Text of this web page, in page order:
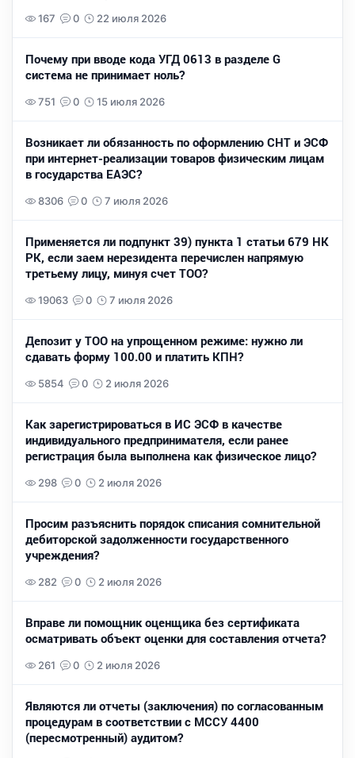
167 0 22 июля 2026
Почему при вводе кода УГД 0613 в разделе G
система не принимает ноль?
751 0 15 июля 2026
Возникает ли обязанность по оформлению СНТ и ЭСФ
при интернет-реализации товаров физическим лицам
в государства ЕАЭС?
8306 0 7 июля 2026
Применяется ли подпункт 39) пункта 1 статьи 679 НК
РК, если заем нерезидента перечислен напрямую
третьему лицу, минуя счет ТОО?
19063 0 7 июля 2026
Депозит у ТОО на упрощенном режиме: нужно ли
сдавать форму 100.00 и платить КПН?
5854 0 2 июля 2026
Как зарегистрироваться в ИС ЭСФ в качестве
индивидуального предпринимателя, если ранее
регистрация была выполнена как физическое лицо?
298 0 2 июля 2026
Просим разъяснить порядок списания сомнительной
дебиторской задолженности государственного
учреждения?
282 0 2 июля 2026
Вправе ли помощник оценщика без сертификата
осматривать объект оценки для составления отчета?
261 0 2 июля 2026
Являются ли отчеты (заключения) по согласованным
процедурам в соответствии с МССУ 4400
(пересмотренный) аудитом?